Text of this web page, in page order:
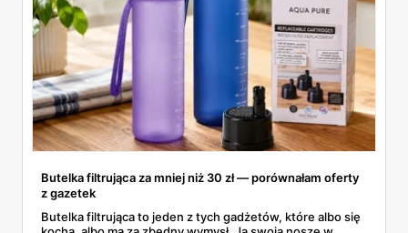
Butelka filtrująca za mniej niż 30 zł — porównałam oferty
z gazetek
Butelka filtrująca to jeden z tych gadżetów, które albo się